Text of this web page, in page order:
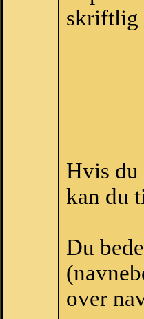
skriftlig
Hvis du
kan du
Du
over